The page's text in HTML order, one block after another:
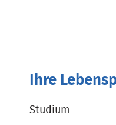
Ihre
Studium